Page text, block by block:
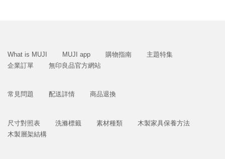
What is MUJI MUJI app 購物指南
主題特集
企業訂單
無印良品官方網站
常見問題 配送詳情 商品退換
尺寸對照表 洗滌標籤 素材種類
木製家具保養方法
木製層架結構